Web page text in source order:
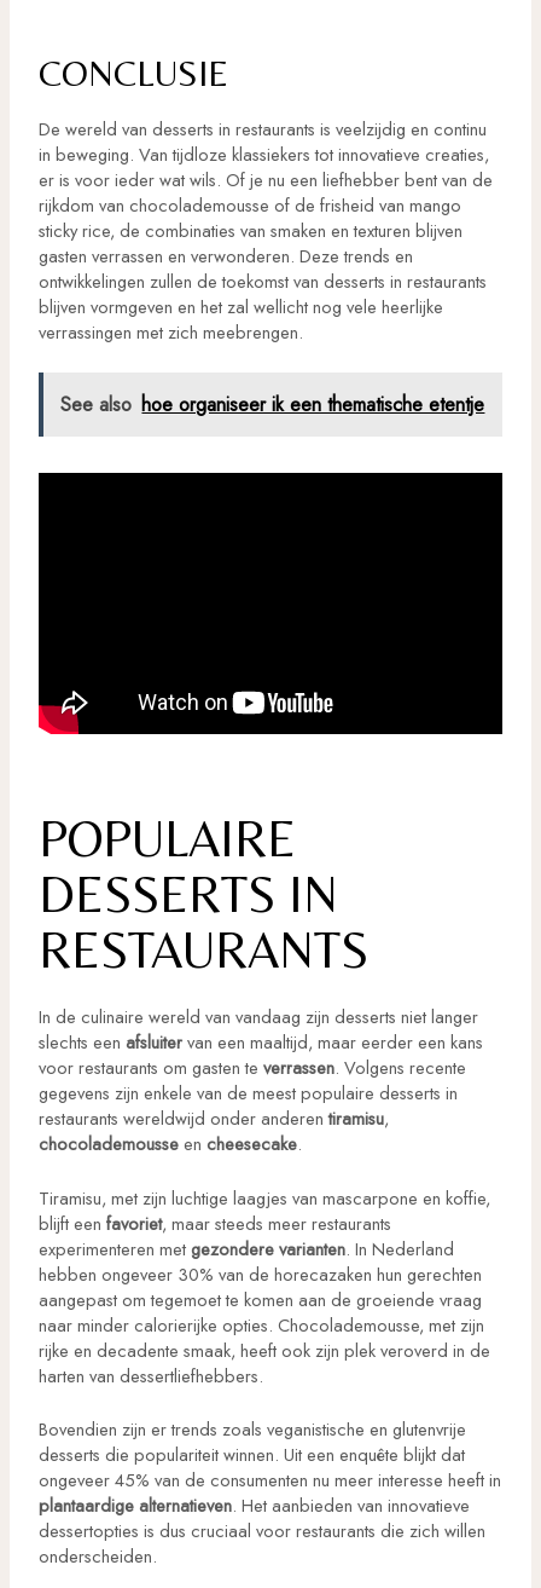
CONCLUSIE
De wereld van desserts in restaurants is veelzijdig en continu
in beweging. Van tijdloze klassiekers tot innovatieve creaties,
er is voor ieder wat wils. Of je nu een liefhebber bent van de
rijkdom van chocolademousse of de frisheid van mango
sticky rice, de combinaties van smaken en texturen blijven
gasten verrassen en verwonderen. Deze trends en
ontwikkelingen zullen de toekomst van desserts in restaurants
blijven vormgeven en het zal wellicht nog vele heerlijke
verrassingen met zich meebrengen.
See also hoe organiseer ik een thematische etentje
POPULAIRE
DESSERTS IN
RESTAURANTS
In de culinaire wereld van vandaag zijn desserts niet langer
slechts een afsluitervan een maaltijd, maar eerder een kans
voor restaurants om gasten te verrassen. Volgens recente
gegevens zijn enkele van de meest populaire desserts in
restaurants wereldwijd onder anderentiramisu,
chocolademousseen cheesecake.
Tiramisu, met zijn luchtige laagjes van mascarpone en koffie,
blijft een favoriet, maar steeds meer restaurants
experimenteren metgezondere varianten. In Nederland
hebben ongeveer 30% van de horecazaken hun gerechten
aangepast om tegemoet te komen aan de groeiende vraag
naar minder calorierijke opties. Chocolademousse, met zijn
rijke en decadente smaak, heeft ook zijn plek veroverd in de
harten van dessertliefhebbers.
Bovendien zijn er trends zoals veganistische en glutenvrije
desserts die populariteit winnen. Uit een enquête blijkt dat
ongeveer 45% van de consumenten nu meer interesse heeft in
plantaardige alternatieven. Het aanbieden van innovatieve
dessertopties is dus cruciaal voor restaurants die zich willen
onderscheiden.